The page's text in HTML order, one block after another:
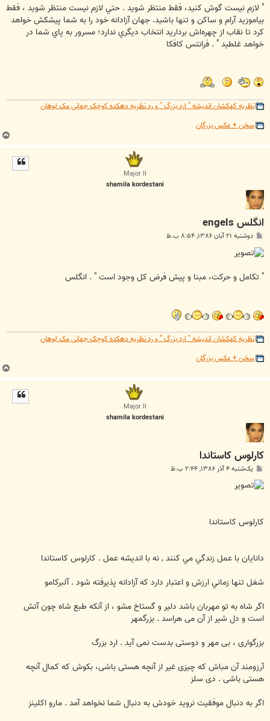
" لازم نيست گوش كنيد، فقط منتظر شويد . حتي لازم نيست منتظر شويد ، فقط
بياموزيد آرام و ساكن و تنها باشيد. جهان آزادانه خود را به شما پيشكش خواهد
كرد تا نقاب از چهره‌اش برداريد انتخاب ديگري ندارد؛ مسرور به پاي شما در
خواهد غلطيد " . فرانتس كافكا
نظریه کهکشان اندیشه " ارد بزرگ " و رد نظریه دهکده کوچک جهانی مک لوهان
سخن + عکس بزرگان
ب
ا
Major II
shamila kordestani
انگلس engels
پ
ت
دوشنبه ۲۱ آبان ۱۳۸۶, ۸:۵۴ ب.ظ
" تکامل و حرکت، مبنا و پیش فرض کل وجود است " . انگلس
نظریه کهکشان اندیشه " ارد بزرگ " و رد نظریه دهکده کوچک جهانی مک لوهان
سخن + عکس بزرگان
ب
ا
Major II
shamila kordestani
کارلوس کاستاندا
پ
ت
یک‌شنبه ۴ آذر ۱۳۸۶, ۲:۴۴ ب.ظ
کارلوس کاستاندا
دانايان با عمل زندگي مي كنند , نه با انديشه عمل . کارلوس کاستاندا
شغل تنها زماني ارزش و اعتبار دارد كه آزادانه پذيرفته شود . آلبركامو
اگر شاه به تو مهربان باشد دلیر و گستاخ مشو ، از آنکه طبع شاه چون آتش
است و دل شیر از آن می هراسد . بزرگمهر
بزرگواری ، بی مهر و دوستی بدست نمی آید . ارد بزرگ
آرزومند آن مباش که چیزی غیر از آنچه هستی باشی، بکوش که کمال آنچه
هستی باشی . دی سلز
اگر به دنبال موفقيت نرويد خودش به دنبال شما نخواهد آمد . مارو اكلينز